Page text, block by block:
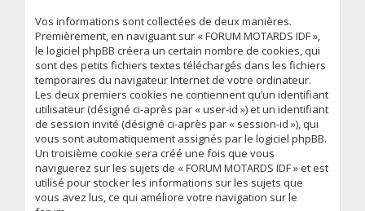
Vos informations sont collectées de deux manières.
Premièrement, en naviguant sur « FORUM MOTARDS IDF »,
le logiciel phpBB créera un certain nombre de cookies, qui
sont des petits fichiers textes téléchargés dans les fichiers
temporaires du navigateur Internet de votre ordinateur.
Les deux premiers cookies ne contiennent qu’un identifiant
utilisateur (désigné ci-après par « user-id ») et un identifiant
de session invité (désigné ci-après par « session-id »), qui
vous sont automatiquement assignés par le logiciel phpBB.
Un troisième cookie sera créé une fois que vous
naviguerez sur les sujets de « FORUM MOTARDS IDF » et est
utilisé pour stocker les informations sur les sujets que
vous avez lus, ce qui améliore votre navigation sur le